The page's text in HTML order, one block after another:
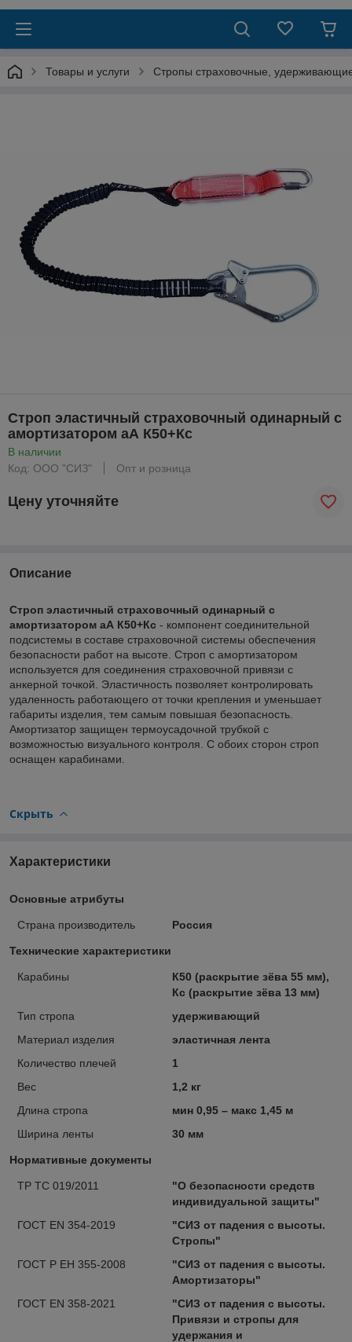
Товары и услуги Стропы страховочные,
Строп эластичный страховочный одинарный с
амортизатором аА К50+Кс
В наличии
Код: ООО "СИЗ"
Опт и розница
Цену уточняйте
Описание
Строп эластичный страховочный одинарный с
амортизатором аА К50+Кс - компонент соединительной
подсистемы в составе страховочной системы обеспечения
безопасности работ на высоте. Строп с амортизатором
используется для соединения страховочной привязи с
анкерной точкой. Эластичность позволяет контролировать
удаленность работающего от точки крепления и уменьшает
габариты изделия, тем самым повышая безопасность.
Амортизатор защищен термоусадочной трубкой с
возможностью визуального контроля. С обоих сторон строп
оснащен карабинами.
Скрыть
Характеристики
Основные атрибуты
Страна производитель Россия
Технические характеристики
Карабины
К50 (раскрытие зёва 55 мм),
Кс (раскрытие зёва 13 мм)
Тип стропа
удерживающий
Материал изделия
эластичная лента
Количество плечей
1
Вес
1,2 кг
Длина стропа
мин 0,95 – макс 1,45 м
Ширина ленты
30 мм
Нормативные документы
ТР ТС 019/2011
"О безопасности средств
индивидуальной защиты"
ГОСТ EN 354-2019
"СИЗ от падения с высоты.
Стропы"
ГОСТ Р ЕН 355-2008
"СИЗ от падения с высоты.
Амортизаторы"
ГОСТ EN 358-2021
"СИЗ от падения с высоты.
Привязи и стропы для
удержания и